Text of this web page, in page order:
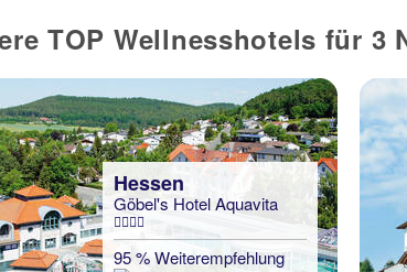
TOP Wellnesshotels für 3
Hessen
Göbel's Hotel Aquavita
95 % Weiterempfehlung